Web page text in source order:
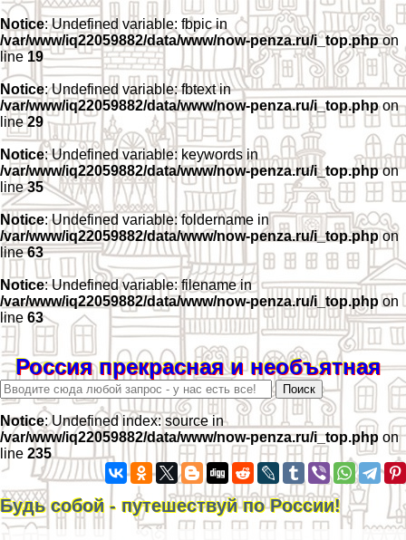
Notice: Undefined variable: fbpic in
/var/www/iq22059882/data/www/now-penza.ru/i_top.phpon
line 19
Notice: Undefined variable: fbtext in
/var/www/iq22059882/data/www/now-penza.ru/i_top.phpon
line29
Notice: Undefined variable: keywords in
/var/www/iq22059882/data/www/now-penza.ru/i_top.phpon
line35
Notice: Undefined variable: foldername in
/var/www/iq22059882/data/www/now-penza.ru/i_top.php on
line63
Notice: Undefined variable: filename in
/var/www/iq22059882/data/www/now-penza.ru/i_top.php on
line 63
Россия прекрасная и необъятная
Notice: Undefined index: source in
/var/www/iq22059882/data/www/now-penza.ru/i_top.php on
line 235
Будь собой - путешествуй по России!